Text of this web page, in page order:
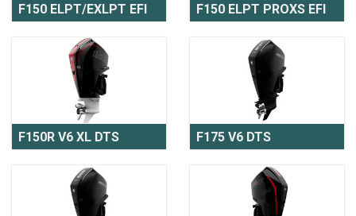
F150 ELPT/EXLPT EFI F150 ELPT PROXS EFI
F150R V6 XL DTS F175 V6 DTS